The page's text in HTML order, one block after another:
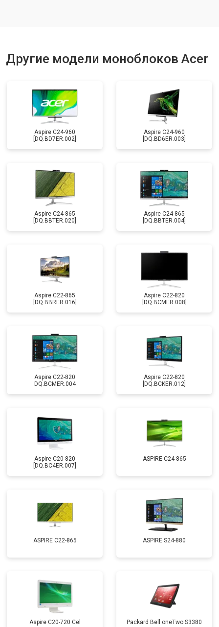
Другие модели моноблоков Acer
Aspire C24-960
[DQ.BD7ER.002]
Aspire C24-960
[DQ.BD6ER.003]
Aspire C24-865
[DQ.BBTER.020]
Aspire C24-865
[DQ.BBTER.004]
Aspire C22-865
[DQ.BBRER.016]
Aspire C22-820
[DQ.BCMER.008]
Aspire C22-820
DQ.BCMER.004
Aspire C22-820
[DQ.BCKER.012]
Aspire C20-820
[DQ.BC4ER.007]
ASPIRE C24-865
ASPIRE C22-865 ASPIRE S24-880
Aspire C20-720 Cel Packard Bell oneTwo S3380